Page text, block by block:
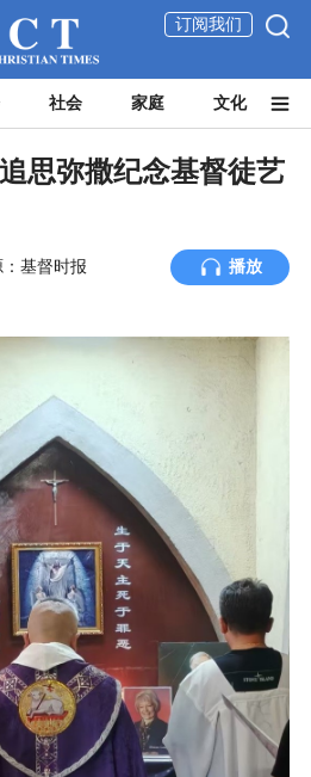
订阅我们
社会 家庭 文化
思弥撒纪念基督徒艺
：基督时报 播放
2/4